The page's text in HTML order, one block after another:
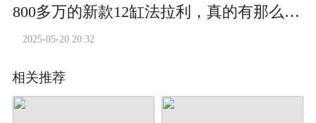
800多万的新款12缸法拉利，真的有那么丑吗？
2025-05-20 20:32
相关推荐